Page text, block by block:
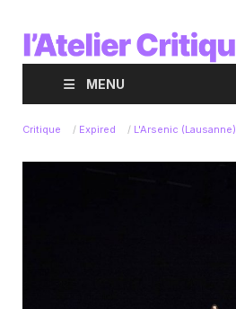
MENU
Critique / Expired / L'Arsenic (Lausanne)